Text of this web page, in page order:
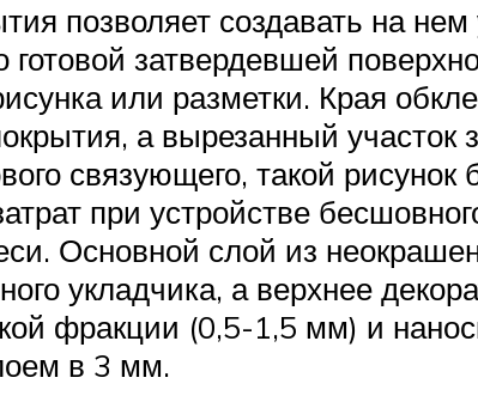
позволяет создавать на
готовой затвердевшей
или разметки. Края
а вырезанный
связующего, такой
при устройстве
Основной слой из
укладчика, а верхнее
фракции (0,5-1,5 мм) и
в 3 мм.